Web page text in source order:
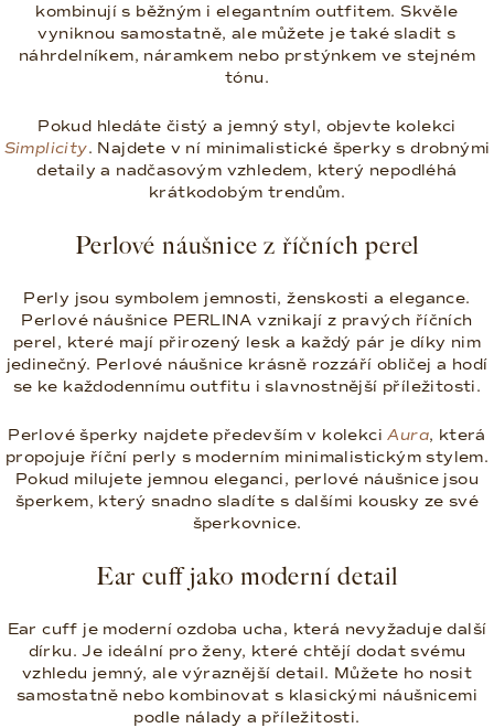
kombinují s běžným i elegantním outfitem. Skvěle
vyniknou samostatně, ale můžete je také sladit s
náhrdelníkem, náramkem nebo prstýnkem ve stejném
tónu.
Pokud hledáte čistý a jemný styl, objevte kolekci
Simplicity. Najdete v ní minimalistické šperky s drobnými
detaily a nadčasovým vzhledem, který nepodléhá
krátkodobým trendům.
Perlové náušnice z říčních perel
Perly jsou symbolem jemnosti, ženskosti a elegance.
Perlové náušnice PERLINA vznikají z pravých říčních
perel, které mají přirozený lesk a každý pár je díky nim
jedinečný. Perlové náušnice krásně rozzáří obličej a hodí
se ke každodennímu outfitu i slavnostnější příležitosti.
Perlové šperky najdete především v kolekciAura, která
propojuje říční perly s moderním minimalistickým stylem.
Pokud milujete jemnou eleganci, perlové náušnice jsou
šperkem, který snadno sladíte s dalšími kousky ze své
šperkovnice.
Ear cuff jako moderní detail
Ear cuff je moderní ozdoba ucha, která nevyžaduje další
dírku. Je ideální pro ženy, které chtějí dodat svému
vzhledu jemný, ale výraznější detail. Můžete ho nosit
samostatně nebo kombinovat s klasickými náušnicemi
podle nálady a příležitosti.